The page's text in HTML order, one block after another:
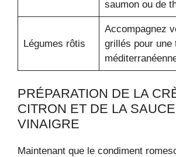
saumon ou de
Légumes rôtis
Accompagnez
grillés pour une
PRÉPARATION DE LA
CITRON ET DE LA
VINAIGRE
Maintenant que le condiment